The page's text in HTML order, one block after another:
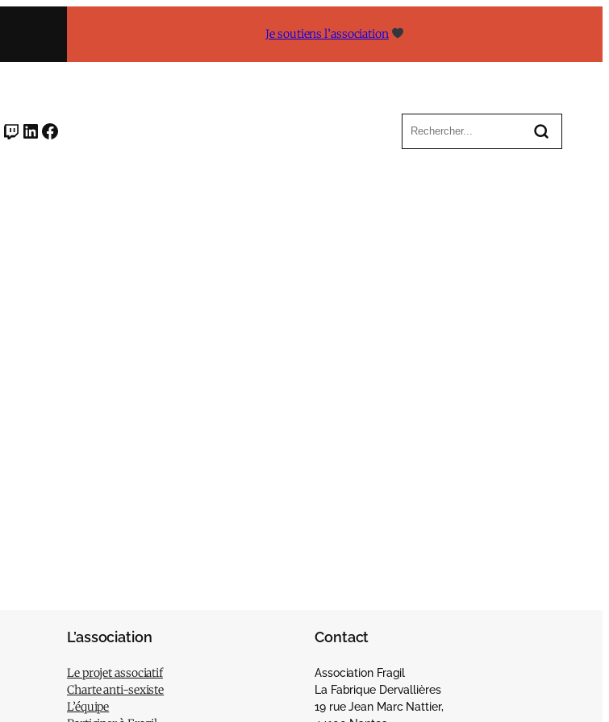
Je soutiens l’association
TWITCH LINKEDIN FACEBOOK
L’association
Le projet associatif
Charte anti-sexiste
L’équipe
Contact
Association Fragil
La Fabrique Dervallières
19 rue Jean Marc Nattier,